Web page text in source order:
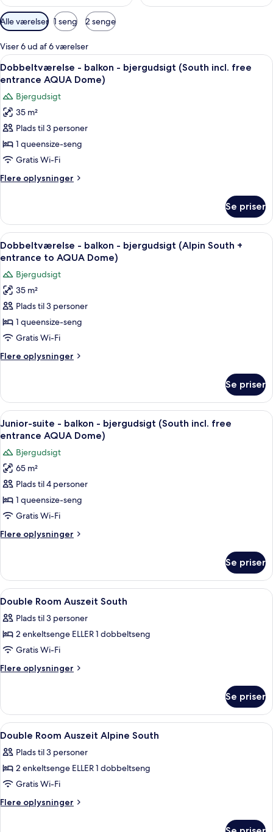
Tilgængelige
filtre
for
værelser
Alle værelser 1 seng 2 senge
Viser 6 ud af 6 værelser
Indlæs
alle
af
Dobbeltværelse
-
balkon
-
bjergudsigt
(South
free
entrance
AQUA
Dome)
Et hotelværelse med en stor seng,
4
Dobbeltværelse - balkon - bjergudsigt (South incl. free
entrance AQUA Dome)
Bjergudsigt
35 m²
Plads til 3 personer
1 queensize-seng
Gratis Wi-Fi
Flere oplysninger
Flere
-
balkon
-
bjergudsigt
incl.
free
entrance
AQUA
Dome)
Se priser
Indlæs
alle
af
Dobbeltværelse
-
balkon
-
bjergudsigt
(Alpin
+
entrance
to
AQUA
Dome)
Et moderne soveværelse med
4
Dobbeltværelse - balkon - bjergudsigt (Alpin South +
entrance to AQUA Dome)
Bjergudsigt
35 m²
Plads til 3 personer
1 queensize-seng
Gratis Wi-Fi
Flere oplysninger
Flere
-
balkon
-
bjergudsigt
South
+
entrance
to
AQUA
Se priser
Indlæs
alle
af
Junior-
suite
-
balkon
-
bjergudsigt
incl.
free
entrance
AQUA
Dome)
Et moderne soveværelse med en
5
Junior-suite - balkon - bjergudsigt (South incl. free
entrance AQUA Dome)
Bjergudsigt
65 m²
Plads til 4 personer
1 queensize-seng
Gratis Wi-Fi
Flere oplysninger
Flere
suite
balkon
bjergudsigt
(South
free
entrance
AQUA
Se priser
Indlæs
alle
billeder
af
Double
Room
Et hotelværelse med træloft, en stor
4
Double Room Auszeit South
Plads til 3 personer
2 enkeltsenge ELLER 1 dobbeltseng
Gratis Wi-Fi
Flere oplysninger
Flere
Room
Auszeit
South
Se priser
Indlæs
alle
billeder
af
Double
Room
Et hotelværelse med seng, to stole,
4
Double Room Auszeit Alpine South
Plads til 3 personer
2 enkeltsenge ELLER 1 dobbeltseng
Gratis Wi-Fi
Flere oplysninger
Flere